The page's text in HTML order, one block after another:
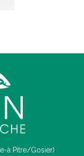
à Pitre/Gosier)